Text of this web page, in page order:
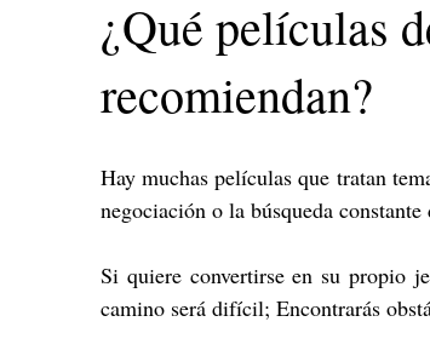
¿Qué películas
recomiendan?
Hay muchas películas que tratan
negociación o la búsqueda
Si quiere convertirse en su propio
camino será difícil; Encontrarás